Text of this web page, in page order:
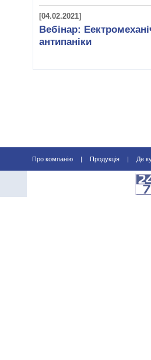
[04.02.2021]
Вебінар:
антипаніки
Про компанію | Продукція | Де